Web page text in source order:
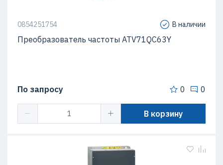
0854251754 В наличии
Преобразователь частоты ATV71QC63Y
По запросу 0 0
В корзину